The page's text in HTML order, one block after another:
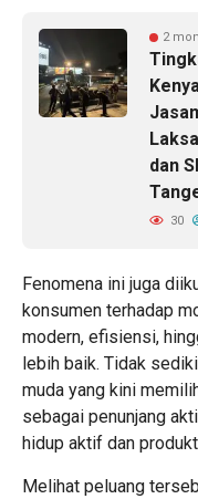
2
dan
30
Fenomena ini juga
konsumen terhadap
modern, efisiensi,
lebih baik. Tidak
muda yang kini
sebagai penunjang
hidup aktif dan
Melihat peluang